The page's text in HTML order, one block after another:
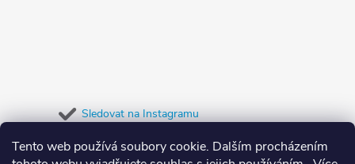
Tento web používá soubory cookie. Dalším procházením
Sledovat na Instagramu
Přijímáme online platby